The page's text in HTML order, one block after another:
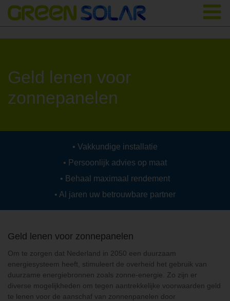
Geld lenen voor
zonnepanelen
Vakkundige installatie
Persoonlijk advies op maat
Behaal maximaal rendement
Al jaren uw betrouwbare partner
Geld lenen voor zonnepanelen
Om te zorgen dat Nederland in 2050 een duurzaam
energiesysteem heeft, stimuleert de overheid het gebruik van
duurzame energiebronnen zoals zonne-energie. Zo zijn er
diverse mogelijkheden om tegen aantrekkelijke voorwaarden geld
te lenen voor de aanschaf van zonnenpanelen door